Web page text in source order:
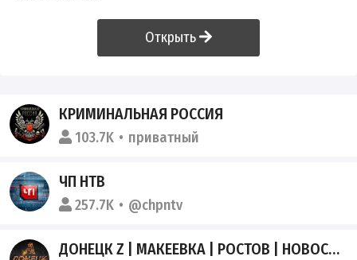
Открыть
КРИМИНАЛЬНАЯ РОССИЯ
103.7K приватный
ЧП НТВ
257.7K @chpntv
ДОНЕЦК Z | МАКЕЕВКА | РОСТОВ | НОВОСТИ | ВОЕННЫЕ СВОДКИ